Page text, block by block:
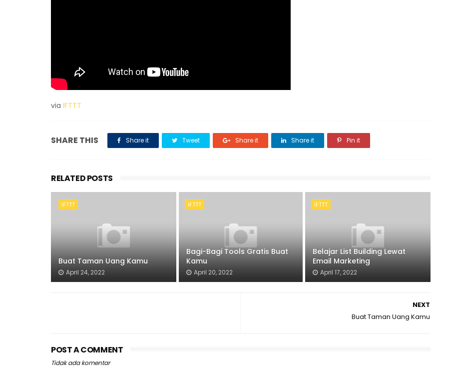
via IFTTT
SHARE THIS Share it Tweet Share it Share it Pin it
RELATED POSTS
IFTTT
Buat Taman Uang Kamu
April 24, 2022
IFTTT
Bagi-Bagi Tools Gratis Buat
Kamu
April 20, 2022
IFTTT
Belajar List Building Lewat
Email Marketing
April 17, 2022
NEXT
Buat Taman Uang Kamu
POST A COMMENT
Tidak ada komentar